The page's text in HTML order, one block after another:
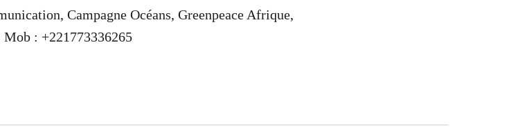
Campagne Océans, Greenpeace Afrique,
Mob : +221773336265